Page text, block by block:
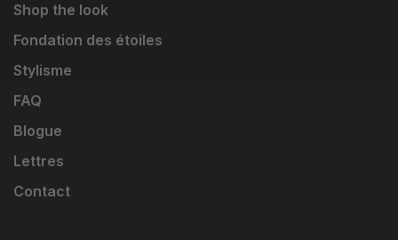
Shop the look
Fondation des étoiles
Stylisme
FAQ
Blogue
Lettres
Contact